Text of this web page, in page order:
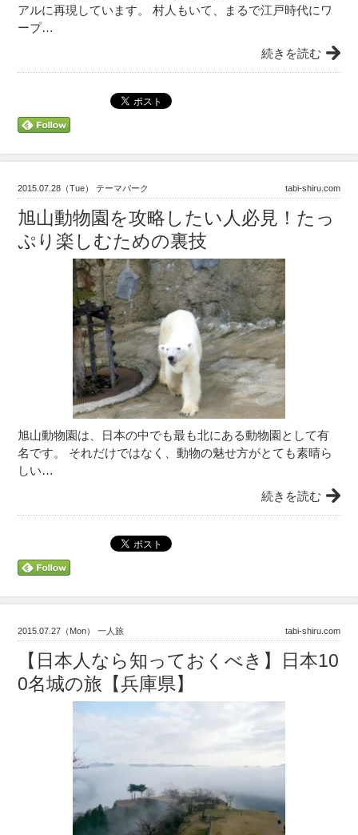
アルに再現しています。 村人もいて、まるで江戸時代にワ
ープ…
続きを読む
2015.07.28（Tue） テーマパーク tabi-shiru.com
旭山動物園を攻略したい人必見！たっ
ぷり楽しむための裏技
旭山動物園は、日本の中でも最も北にある動物園として有
名です。 それだけではなく、動物の魅せ方がとても素晴ら
しい…
続きを読む
2015.07.27（Mon） 一人旅 tabi-shiru.com
【日本人なら知っておくべき】日本10
0名城の旅【兵庫県】